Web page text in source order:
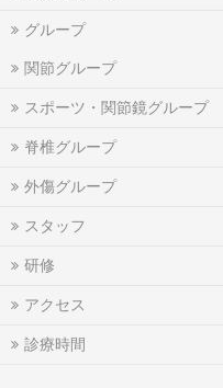
グループ
関節グループ
スポーツ・関節鏡グループ
脊椎グループ
外傷グループ
スタッフ
研修
アクセス
診療時間